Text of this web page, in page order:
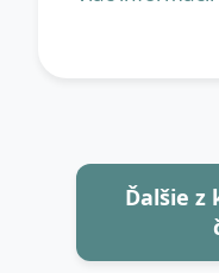
Ďalšie z